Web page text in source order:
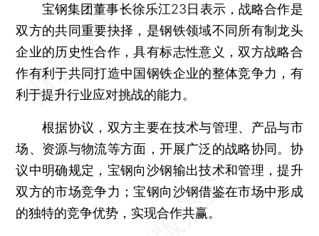
宝钢集团董事长徐乐江23日表示，战略合作是
双方的共同重要抉择，是钢铁领域不同所有制龙头
企业的历史性合作，具有标志性意义，双方战略合
作有利于共同打造中国钢铁企业的整体竞争力，有
利于提升行业应对挑战的能力。
根据协议，双方主要在技术与管理、产品与市
场、资源与物流等方面，开展广泛的战略协同。协
议中明确规定，宝钢向沙钢输出技术和管理，提升
双方的市场竞争力；宝钢向沙钢借鉴在市场中形成
的独特的竞争优势，实现合作共赢。